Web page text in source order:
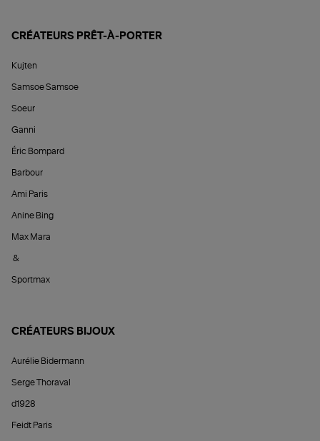
CRÉATEURS PRÊT-À-PORTER
Kujten
Samsoe Samsoe
Soeur
Ganni
Éric Bompard
Barbour
Ami Paris
Anine Bing
Max Mara
&
Sportmax
CRÉATEURS BIJOUX
Aurélie Bidermann
Serge Thoraval
d1928
Feidt Paris